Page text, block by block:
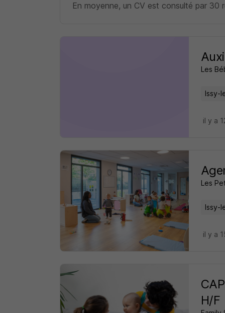
En moyenne, un CV est consulté par 30
Les
Issy-
il y a
Les
Issy-
il y a
H/F